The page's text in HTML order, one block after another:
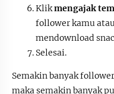
Klikmengajak
follower kamu
mendownload
Selesai.
Semakin banyak
maka semakin banyak